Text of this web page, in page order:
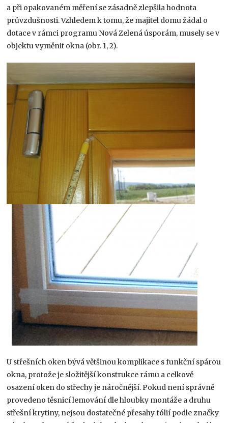
a při opakovaném měření se zásadně zlepšila hodnota
průvzdušnosti. Vzhledem k tomu, že majitel domu žádal o
dotace v rámci programu Nová Zelená úsporám, musely se v
objektu vyměnit okna (obr. 1, 2).
U střešních oken bývá většinou komplikace s funkční spárou
okna, protože je složitější konstrukce rámu a celkově
osazení oken do střechy je náročnější. Pokud není správně
provedeno těsnicí lemování dle hloubky montáže a druhu
střešní krytiny, nejsou dostatečné přesahy fólií podle značky